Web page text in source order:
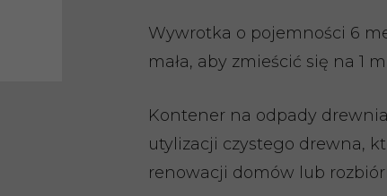
Wywrotka o pojemności 6
mała, aby zmieścić się na 1
Kontener na odpady
utylizacji czystego drewna,
renowacji domów lub